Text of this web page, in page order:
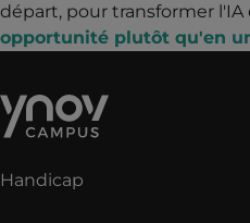
départ, pour transformer l'IA
opportunité plutôt qu'en
Handicap